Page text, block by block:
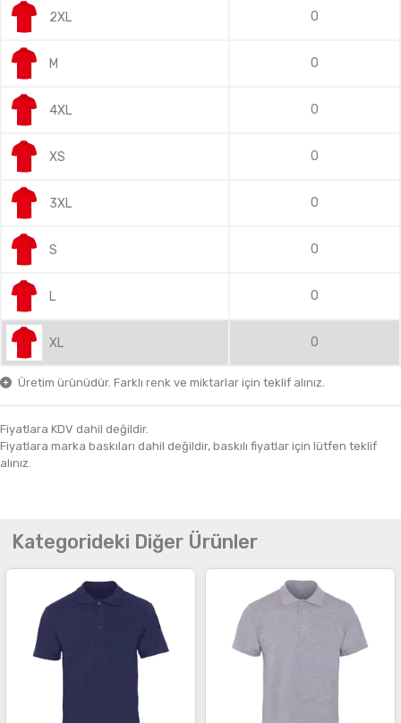
2XL 0
M 0
4XL 0
XS 0
3XL 0
S 0
L 0
XL 0
Üretim ürünüdür. Farklı renk ve miktarlar için teklif alınız.
Fiyatlara KDV dahil değildir.
Fiyatlara marka baskıları dahil değildir, baskılı fiyatlar için lütfen teklif
alınız.
Kategorideki Diğer Ürünler